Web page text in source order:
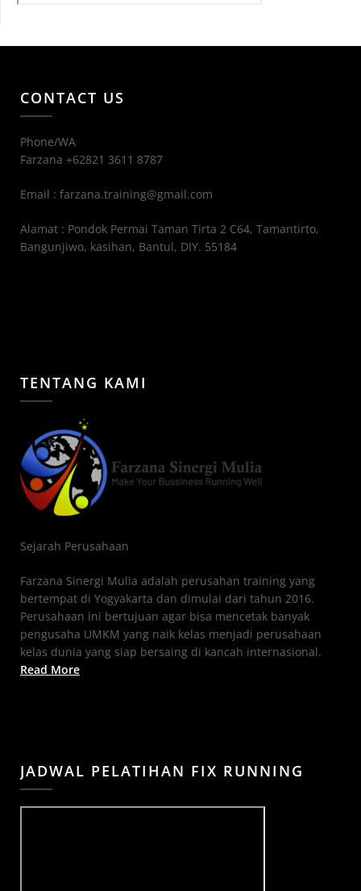
CONTACT US
Phone/WA
Farzana +62821 3611 8787
Email : farzana.training@gmail.com
Alamat : Pondok Permai Taman Tirta 2 C64, Tamantirto,
Bangunjiwo, kasihan, Bantul, DIY. 55184
TENTANG KAMI
Sejarah Perusahaan
Farzana Sinergi Mulia adalah perusahan training yang
bertempat di Yogyakarta dan dimulai dari tahun 2016.
Perusahaan ini bertujuan agar bisa mencetak banyak
pengusaha UMKM yang naik kelas menjadi perusahaan
kelas dunia yang siap bersaing di kancah internasional.
Read More
JADWAL PELATIHAN FIX RUNNING